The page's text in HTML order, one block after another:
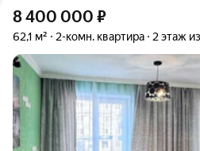
8 400 000 ₽
62,1 м² 2-комн. квартира 2 этаж